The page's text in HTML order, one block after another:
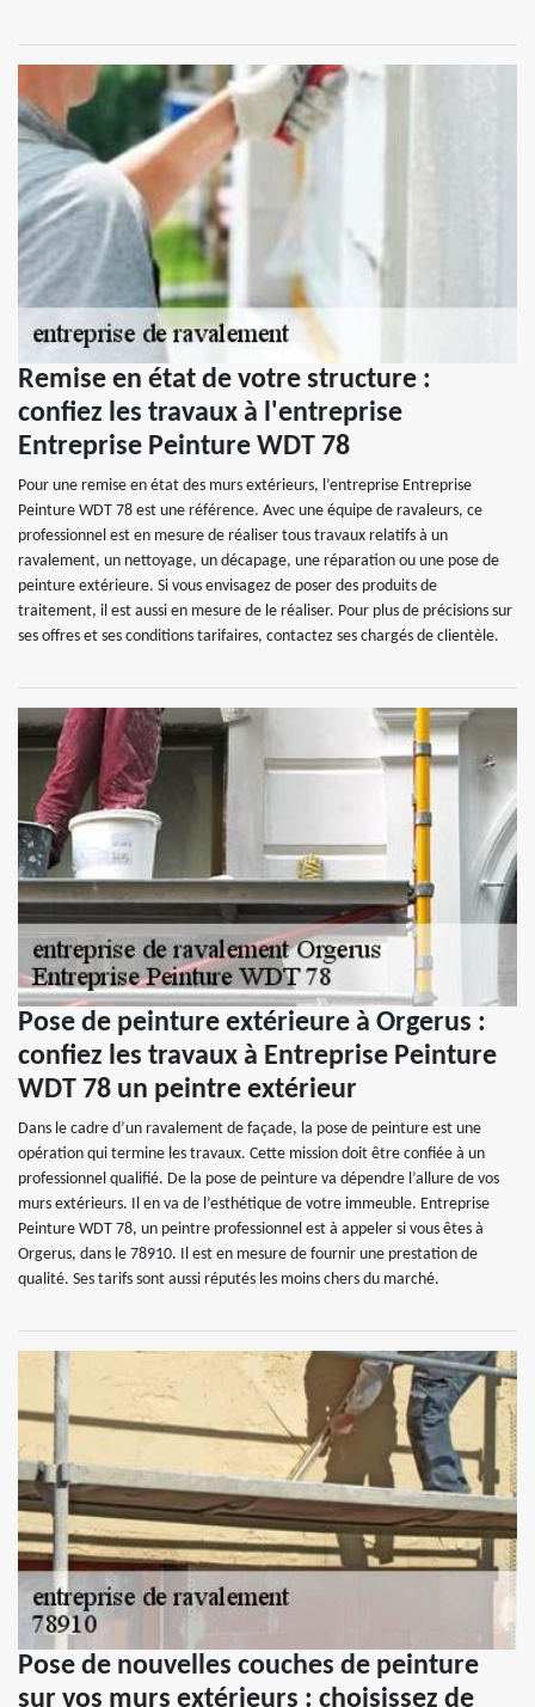
Remise en état de votre structure :
confiez les travaux à l'entreprise
Entreprise Peinture WDT 78
Pour une remise en état des murs extérieurs, l’entreprise Entreprise
Peinture WDT 78 est une référence. Avec une équipe de ravaleurs, ce
professionnel est en mesure de réaliser tous travaux relatifs à un
ravalement, un nettoyage, un décapage, une réparation ou une pose de
peinture extérieure. Si vous envisagez de poser des produits de
traitement, il est aussi en mesure de le réaliser. Pour plus de précisions sur
ses offres et ses conditions tarifaires, contactez ses chargés de clientèle.
Pose de peinture extérieure à Orgerus :
confiez les travaux à Entreprise Peinture
WDT 78 un peintre extérieur
Dans le cadre d’un ravalement de façade, la pose de peinture est une
opération qui termine les travaux. Cette mission doit être confiée à un
professionnel qualifié. De la pose de peinture va dépendre l’allure de vos
murs extérieurs. Il en va de l’esthétique de votre immeuble. Entreprise
Peinture WDT 78, un peintre professionnel est à appeler si vous êtes à
Orgerus, dans le 78910. Il est en mesure de fournir une prestation de
qualité. Ses tarifs sont aussi réputés les moins chers du marché.
Pose de nouvelles couches de peinture
sur vos murs extérieurs : choisissez de